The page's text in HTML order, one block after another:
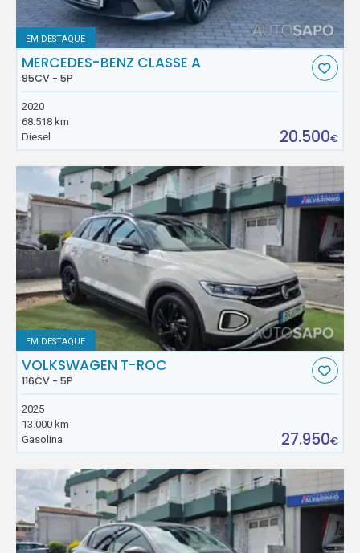
EM DESTAQUE
MERCEDES-BENZ CLASSE A
95CV - 5P
2020
68.518 km
Diesel
20.500€
EM DESTAQUE
VOLKSWAGEN T-ROC
116CV - 5P
2025
13.000 km
Gasolina
27.950€